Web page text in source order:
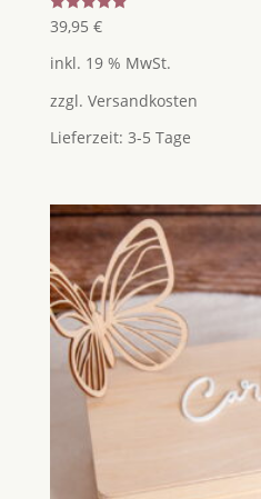
Bewertet
mit
von 5
39,95 €
inkl. 19 % MwSt.
zzgl. Versandkosten
Lieferzeit: 3-5 Tage